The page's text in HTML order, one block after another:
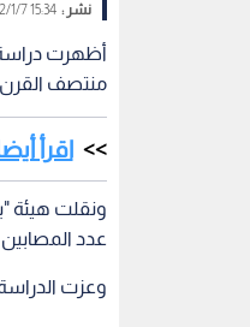
نشر :15:34 2022/1/7
أظهرت دراسة
منتصف القرن
اقرأ
عدد المصابين بالخرف 153 مليونا، مقارنة
وعزت